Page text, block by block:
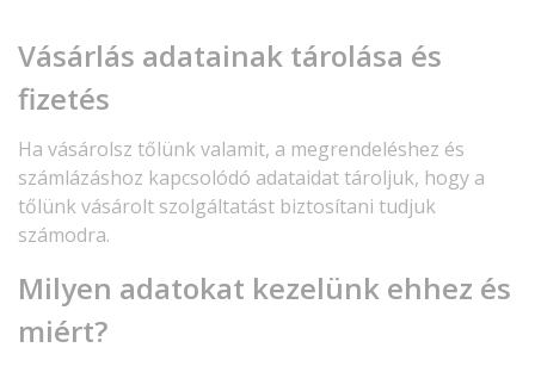
Vásárlás adatainak tárolása és
fizetés
Ha vásárolsz tőlünk valamit, a megrendeléshez és
számlázáshoz kapcsolódó adataidat tároljuk, hogy a
tőlünk vásárolt szolgáltatást biztosítani tudjuk
számodra.
Milyen adatokat kezelünk ehhez és
miért?